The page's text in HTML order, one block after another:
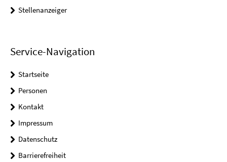
Stellenanzeiger
Service-Navigation
Startseite
Personen
Kontakt
Impressum
Datenschutz
Barrierefreiheit